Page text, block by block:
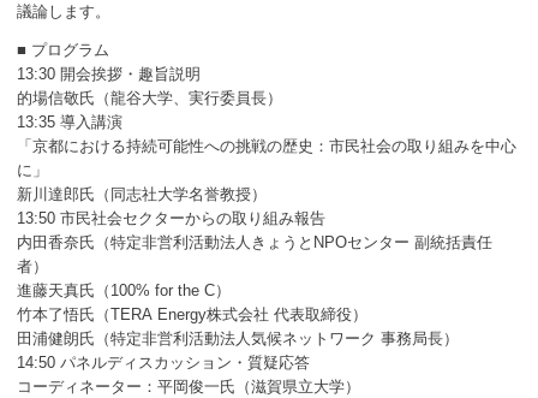
議論します。
■ プログラム
13:30 開会挨拶・趣旨説明
的場信敬氏（龍谷大学、実行委員長）
13:35 導入講演
「京都における持続可能性への挑戦の歴史：市民社会の取り組みを中心
に」
新川達郎氏（同志社大学名誉教授）
13:50 市民社会セクターからの取り組み報告
内田香奈氏（特定非営利活動法人きょうとNPOセンター 副統括責任
者）
進藤天真氏（100% for the C）
竹本了悟氏（TERA Energy株式会社 代表取締役）
田浦健朗氏（特定非営利活動法人気候ネットワーク 事務局長）
14:50 パネルディスカッション・質疑応答
コーディネーター：平岡俊一氏（滋賀県立大学）